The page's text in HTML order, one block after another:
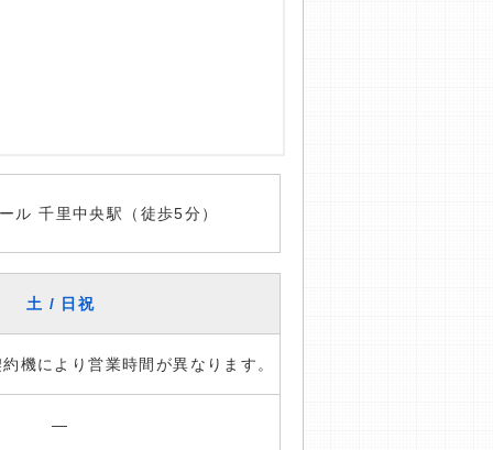
ル 千里中央駅（徒歩5分）
土 / 日祝
機により営業時間が異なります。
―